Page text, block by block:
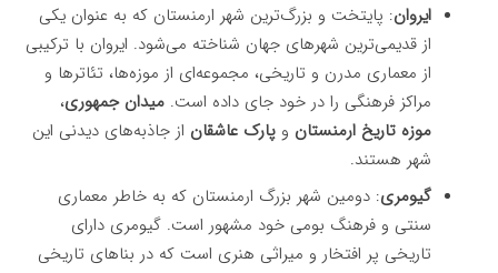
ایروان: پایتخت و بزرگ‌ترین شهر ارمنستان که به عنوان یکی
از قدیمی‌ترین شهرهای جهان شناخته می‌شود. ایروان با ترکیبی
از معماری مدرن و تاریخی، مجموعه‌ای از موزه‌ها، تئاترها و
مراکز فرهنگی را در خود جای داده است. میدان جمهوری،
موزه تاریخ ارمنستان و پارک عاشقان از جاذبه‌های دیدنی این
شهر هستند.
گیومری: دومین شهر بزرگ ارمنستان که به خاطر معماری
سنتی و فرهنگ بومی خود مشهور است. گیومری دارای
تاریخی پر افتخار و میراثی هنری است که در بناهای تاریخی